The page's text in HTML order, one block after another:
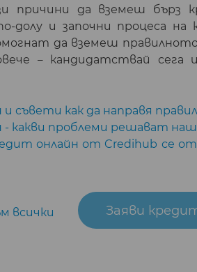
причини да вземеш бърз
и започни процеса на
да вземеш
– кандидатствай
съвети как да направя
- какви проблеми решават
онлайн от Credihub се
всички Заяви